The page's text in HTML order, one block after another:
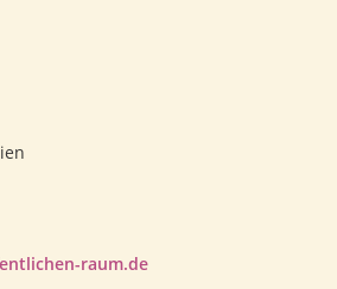
raum.de